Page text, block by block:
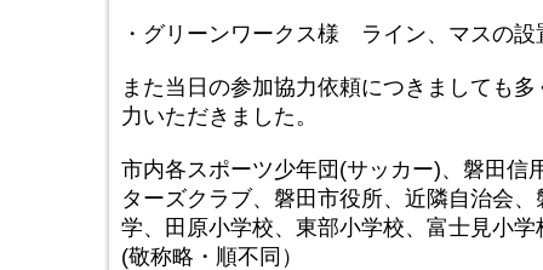
・グリーンワークス様 ライン、マスの設
また当日の参加協力依頼につきましても
力いただきました。
市内各スポーツ少年団(サッカー)、磐田信
ターズクラブ、磐田市役所、近隣自治会
学、田原小学校、東部小学校、富士見小
(敬称略・順不同）